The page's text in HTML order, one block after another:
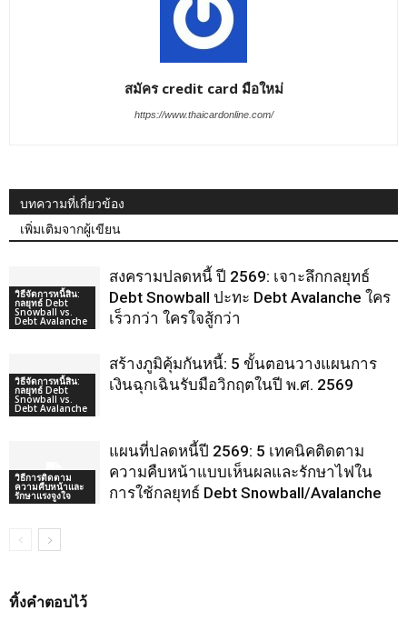
สมัคร credit card มือใหม่
https://www.thaicardonline.com/
บทความที่เกี่ยวข้อง
เพิ่มเติมจากผู้เขียน
วิธีจัดการหนี้สิน:
กลยุทธ์ Debt
Snowball vs.
Debt Avalanche
สงครามปลดหนี้ ปี 2569: เจาะลึกกลยุทธ์
Debt Snowball ปะทะ Debt Avalanche ใคร
เร็วกว่า ใครใจสู้กว่า
วิธีจัดการหนี้สิน:
กลยุทธ์ Debt
Snowball vs.
Debt Avalanche
สร้างภูมิคุ้มกันหนี้: 5 ขั้นตอนวางแผนการ
เงินฉุกเฉินรับมือวิกฤตในปี พ.ศ. 2569
วิธีการติดตาม
ความคืบหน้าและ
รักษาแรงจูงใจ
แผนที่ปลดหนี้ปี 2569: 5 เทคนิคติดตาม
ความคืบหน้าแบบเห็นผลและรักษาไฟใน
การใช้กลยุทธ์ Debt Snowball/Avalanche
ทิ้งคำตอบไว้